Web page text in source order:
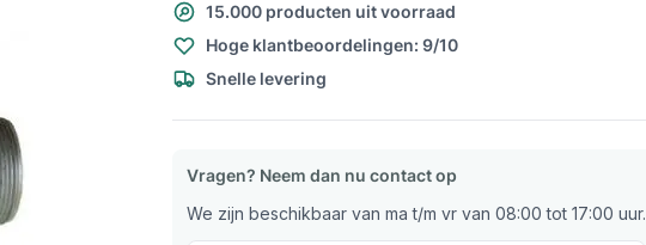
15.000 producten uit voorraad
Hoge klantbeoordelingen: 9/10
Snelle levering
Vragen? Neem dan nu contact op
We zijn beschikbaar van ma t/m vr van 08:00 tot 17:00 uur.